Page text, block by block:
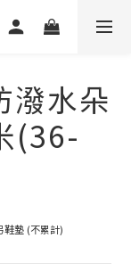
潑水朵
(36-
鞋墊 (不累計)